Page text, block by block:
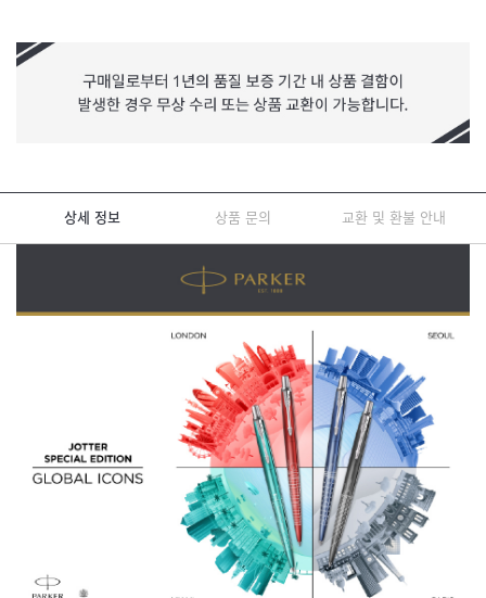
상세 정보 상품 문의 교환 및 환불 안내